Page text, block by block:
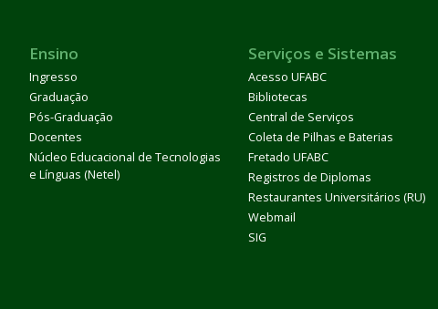
Ensino
Ingresso
Graduação
Pós-Graduação
Docentes
Núcleo Educacional de Tecnologias
e Línguas (Netel)
Serviços e Sistemas
Acesso UFABC
Bibliotecas
Central de Serviços
Coleta de Pilhas e Baterias
Fretado UFABC
Registros de Diplomas
Restaurantes Universitários (RU)
Webmail
SIG